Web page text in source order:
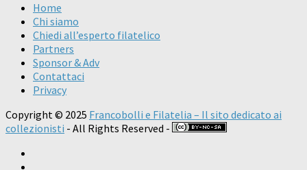
Home
Chi siamo
Chiedi all’esperto filatelico
Partners
Sponsor & Adv
Contattaci
Privacy
Copyright © 2025 Francobolli e Filatelia – Il sito dedicato ai
collezionisti - All Rights Reserved -